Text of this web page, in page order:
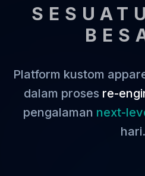
Platform kustom
dalam proses re-
pengalaman next-
hari.